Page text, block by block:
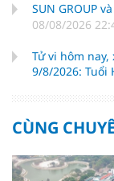
SUN GROUP
08/08/2026
Tử vi hôm
9/8/2026:
CÙNG